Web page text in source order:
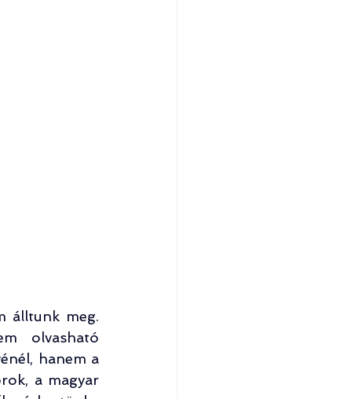
álltunk meg.
olvasható
hanem a
a magyar